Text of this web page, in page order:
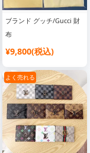
ブランド グッチ/Gucci 財
布
¥9,800(税込)
よく売れる